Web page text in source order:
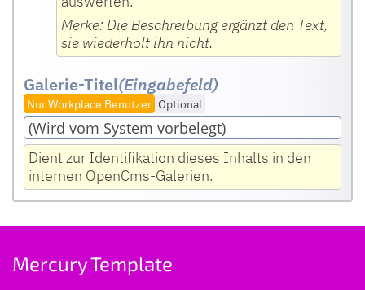
Merke: Die Beschreibung ergänzt den Text,
sie wiederholt ihn nicht.
Galerie-Titel(Eingabefeld)
Nur Workplace Benutzer Optional
Dient zur Identifikation dieses Inhalts in den
internen OpenCms-Galerien.
Mercury Template